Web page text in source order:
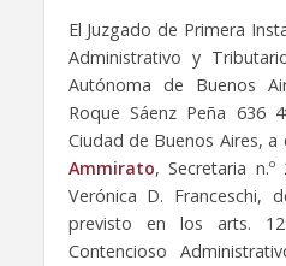
El Juzgado de Primera
Administrativo y
Autónoma de Buenos
Roque Sáenz Peña 636
Ciudad de Buenos Aires, a
Ammirato, Secretaria
Verónica D. Franceschi,
previsto en los arts.
Contencioso